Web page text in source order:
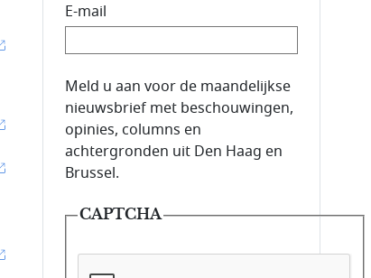
E-mail
E-mailadres van de abonnee.
Meld u aan voor de maandelijkse
nieuwsbrief met beschouwingen,
opinies, columns en
achtergronden uit Den Haag en
Brussel.
CAPTCHA